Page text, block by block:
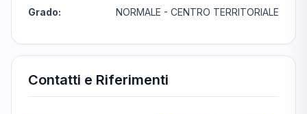
Grado: NORMALE - CENTRO TERRITORIALE
Contatti e Riferimenti